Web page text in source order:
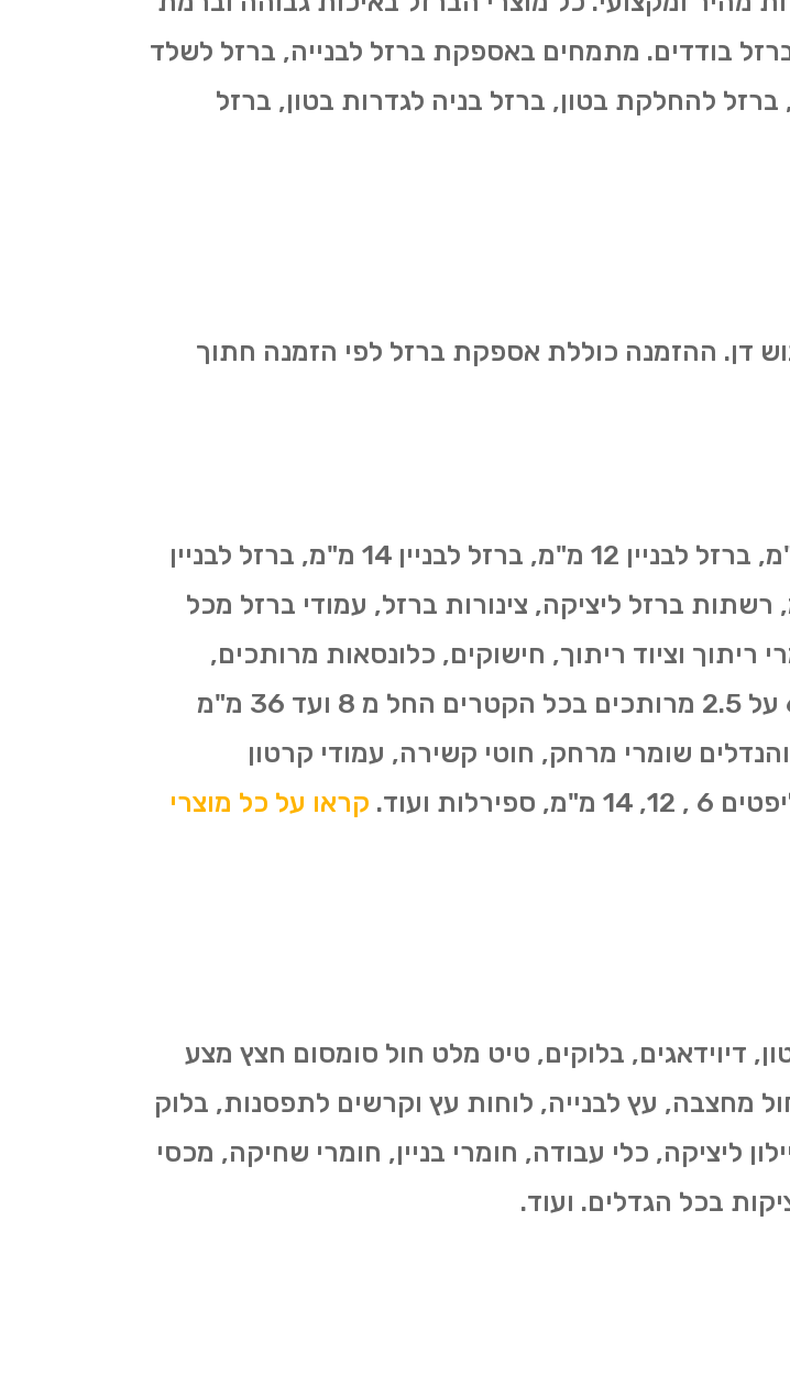
בודדים. מתמחים באספקת ברזל לבנייה, ברזל לשלד
ברזל להחלקת בטון, ברזל בניה לגדרות בטון, ברזל
דן. ההזמנה כוללת אספקת ברזל לפי הזמנה חתוך
מוטות ברזל, ברזל בניין 8 מ"מ, ברזל לבניין 10 מ"מ, ברזל לבניין 12 מ"מ, ברזל לבניין 14 מ"מ, ברזל לבניין
לבניין 18 מ"מ, ברזל לבניין 20 מ"מ, רשתות ברזל ליציקה, צינורות ברזל, עמודי ברזל מכל
ריתוך וציוד ריתוך, חישוקים, כלונסאות מרותכים,
קוצים לקשירה 6 מ"מ ו-5.5 מ"מ, רשתות ברזל 6 על 2.5 מרותכים בכל הקטרים החל מ 8 ועד 36 מ"מ
שומרי מרחק, חוטי קשירה, עמודי קרטון
ועוד.
קראו על כל מוצרי
דיוידאגים, בלוקים, טיט מלט חול סומסום חצץ מצע
מחצבה, עץ לבנייה, לוחות עץ וקרשים לתפסנות, בלוק
ליציקה, כלי עבודה, חומרי בניין, חומרי שחיקה, מכסי
בכל הגדלים. ועוד.